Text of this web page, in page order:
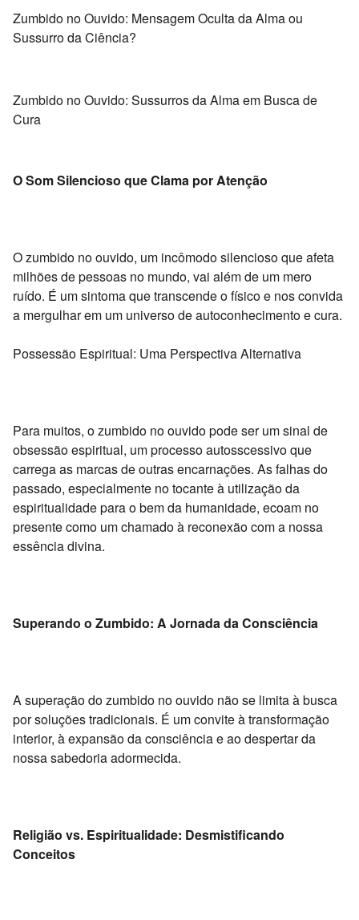
Zumbido no Ouvido: Mensagem Oculta da Alma ou
Sussurro da Ciência?
Zumbido no Ouvido: Sussurros da Alma em Busca de
Cura
O Som Silencioso que Clama por Atenção
O zumbido no ouvido, um incômodo silencioso que afeta
milhões de pessoas no mundo, vai além de um mero
ruído. É um sintoma que transcende o físico e nos convida
a mergulhar em um universo de autoconhecimento e cura.
Possessão Espiritual: Uma Perspectiva Alternativa
Para muitos, o zumbido no ouvido pode ser um sinal de
obsessão espiritual, um processo autosscessivo que
carrega as marcas de outras encarnações. As falhas do
passado, especialmente no tocante à utilização da
espiritualidade para o bem da humanidade, ecoam no
presente como um chamado à reconexão com a nossa
essência divina.
Superando o Zumbido: A Jornada da Consciência
A superação do zumbido no ouvido não se limita à busca
por soluções tradicionais. É um convite à transformação
interior, à expansão da consciência e ao despertar da
nossa sabedoria adormecida.
Religião vs. Espiritualidade: Desmistificando
Conceitos